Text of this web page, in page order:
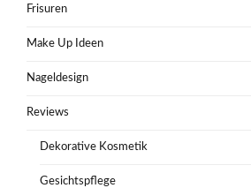
Frisuren
Make Up Ideen
Nageldesign
Reviews
Dekorative Kosmetik
Gesichtspflege